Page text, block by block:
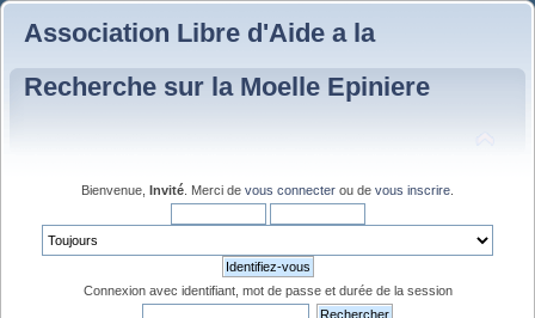
Association Libre d'Aide a la
Recherche sur la Moelle Epiniere
Bienvenue, Invité . Merci de vous connecter ou de vous inscrire
Connexion avec identifiant, mot de passe et durée de la session